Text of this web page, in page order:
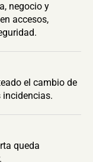
negocio y
accesos,
el cambio de
incidencias.
queda